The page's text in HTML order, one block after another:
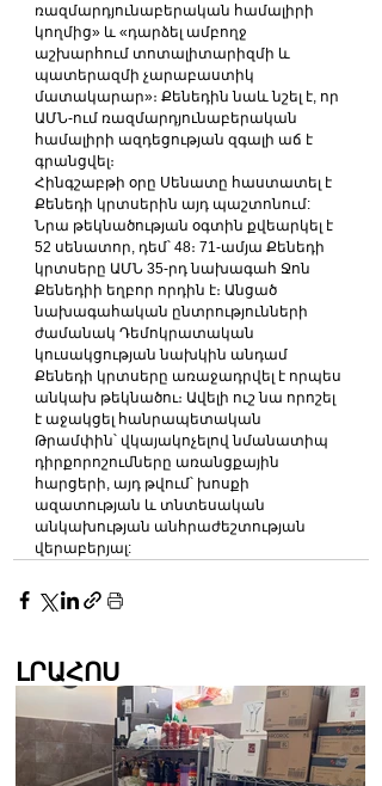
ռազմարդյունաբերական համալիրի
կողմից» և «դարձել ամբողջ
աշխարհում տոտալիտարիզմի և
պատերազմի չարաբաստիկ
մատակարար»։ Քենեդին նաև նշել է, որ
ԱՄՆ-ում ռազմարդյունաբերական
համալիրի ազդեցության զգալի աճ է
գրանցվել։
Հինգշաբթի օրը Սենատը հաստատել է
Քենեդի կրտսերին այդ պաշտոնում:
Նրա թեկնածության օգտին քվեարկել է
52 սենատոր, դեմ՝ 48։ 71-ամյա Քենեդի
կրտսերը ԱՄՆ 35-րդ նախագահ Ջոն
Քենեդիի եղբոր որդին է։ Անցած
նախագահական ընտրությունների
ժամանակ Դեմոկրատական ​​
կուսակցության նախկին անդամ
Քենեդի կրտսերը առաջադրվել է որպես
անկախ թեկնածու։ Ավելի ուշ նա որոշել
է աջակցել հանրապետական ​​
Թրամփին՝ վկայակոչելով նմանատիպ
դիրքորոշումները առանցքային
հարցերի, այդ թվում՝ խոսքի
ազատության և տնտեսական
անկախության անհրաժեշտության
վերաբերյալ:
ԼՐԱՀՈՍ